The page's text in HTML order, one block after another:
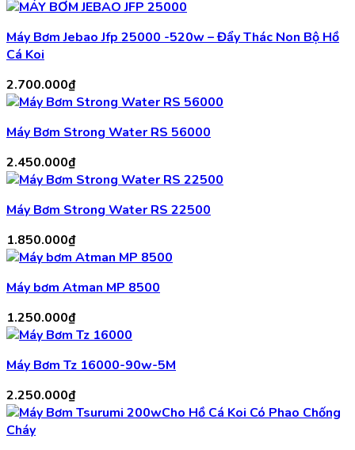
Máy Bơm Jebao Jfp 25000 -520w – Đẩy Thác Non Bộ Hồ
Cá Koi
2.700.000₫
Máy Bơm Strong Water RS 56000
2.450.000₫
Máy Bơm Strong Water RS 22500
1.850.000₫
Máy bơm Atman MP 8500
1.250.000₫
Máy Bơm Tz 16000-90w-5M
2.250.000₫